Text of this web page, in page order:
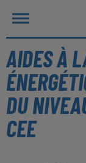
AIDES À
DU
CEE